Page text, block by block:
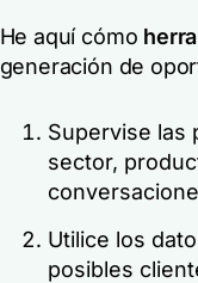
He aquí cómo
generación de
Supervise las
sector,
Utilice los
posibles